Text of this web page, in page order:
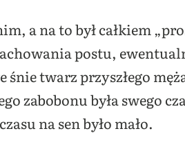
a na to był całkiem
postu,
śnie twarz przyszłego
zabobonu była swego
na sen było mało.